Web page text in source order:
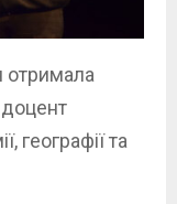
отримала
географії та